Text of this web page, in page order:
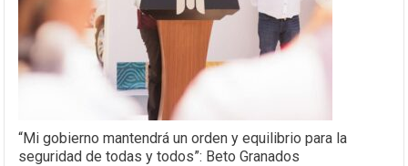
“Mi gobierno mantendrá un orden y equilibrio para la
seguridad de todas y todos”: Beto Granados